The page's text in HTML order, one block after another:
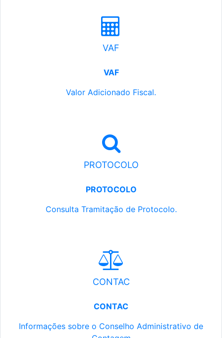
VAF
VAF
Valor Adicionado Fiscal.
PROTOCOLO
PROTOCOLO
Consulta Tramitação de Protocolo.
CONTAC
CONTAC
Informações sobre o Conselho Administrativo de